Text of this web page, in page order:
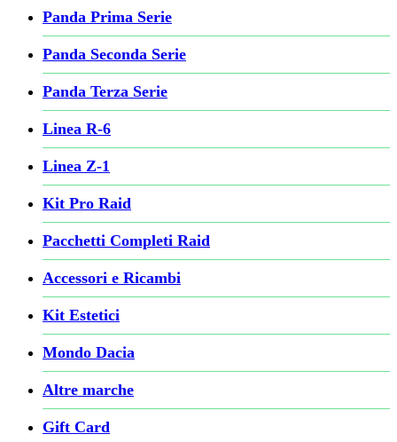
Panda Prima Serie
Panda Seconda Serie
Panda Terza Serie
Linea R-6
Linea Z-1
Kit Pro Raid
Pacchetti Completi Raid
Accessori e Ricambi
Kit Estetici
Mondo Dacia
Altre marche
Gift Card